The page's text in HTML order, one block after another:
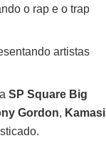
o rap e o trap
artistas
aSP Square Big
Gordon, Kamasi